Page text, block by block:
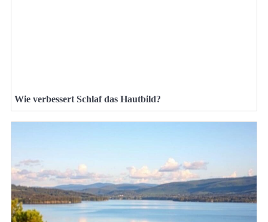
Wie verbessert Schlaf das Hautbild?